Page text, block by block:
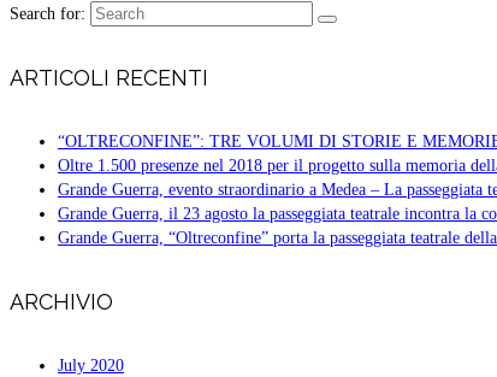
Search for:
ARTICOLI RECENTI
“OLTRECONFINE”: TRE VOLUMI DI STORIE E
Oltre 1.500 presenze nel 2018 per il progetto sulla memoria
Grande Guerra, evento straordinario a Medea – La passeggiata
Grande Guerra, il 23 agosto la passeggiata teatrale incontra la
Grande Guerra, “Oltreconfine” porta la passeggiata teatrale
ARCHIVIO
July 2020